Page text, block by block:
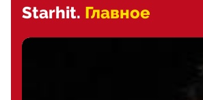
Starhit. Главное